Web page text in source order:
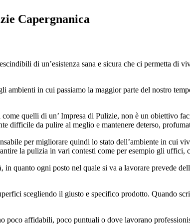
Capergnanica
di un’esistenza sana e sicura che ci permetta di
ambienti in cui passiamo la maggior parte del nostro
quelli di un’ Impresa di Pulizie, non è un obiettivo
difficile da pulire al meglio e mantenere deterso,
per migliorare quindi lo stato dell’ambiente in cui
la pulizia in vari contesti come per esempio gli uffici,
quanto ogni posto nel quale si va a lavorare prevede
scegliendo il giusto e specifico prodotto. Quando
poco affidabili, poco puntuali o dove lavorano